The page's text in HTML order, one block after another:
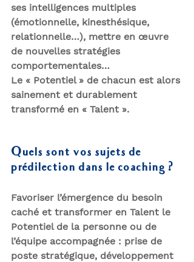
ses intelligences multiples
(émotionnelle, kinesthésique,
relationnelle…), mettre en œuvre
de nouvelles stratégies
comportementales…
Le « Potentiel » de chacun est alors
sainement et durablement
transformé en « Talent ».
Quels sont vos sujets de
prédilection dans le coaching ?
Favoriser l’émergence du besoin
caché et transformer en Talent le
Potentiel de la personne ou de
l’équipe accompagnée : prise de
poste stratégique, développement